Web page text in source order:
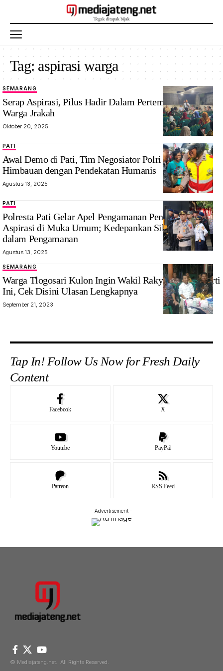
Tag: aspirasi warga
SEMARANG
Serap Aspirasi, Pilus Hadir Dalam Pertemuan Rutin
Warga Jrakah
Oktober 20, 2025
PATI
Awal Demo di Pati, Tim Negosiator Polri Sampaikan
Himbauan dengan Pendekatan Humanis
Agustus 13, 2025
PATI
Polresta Pati Gelar Apel Pengamanan Penyampaian
Aspirasi di Muka Umum; Kedepankan Sikap Humanis
dalam Pengamanan
Agustus 13, 2025
SEMARANG
Warga Tlogosari Kulon Ingin Wakil Rakyat yang Seperti
Ini, Cek Disini Ulasan Lengkapnya
September 21, 2023
Tap In! Follow Us Now for Fresh Daily
Content
Facebook X
Youtube PayPal
Patreon RSS Feed
- Advertisement -
© Mediajateng.net. All Rights Reserved.